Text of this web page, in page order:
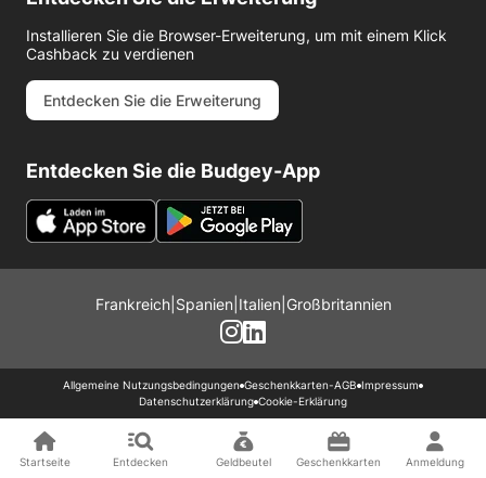
Installieren Sie die Browser-Erweiterung, um mit einem Klick
Cashback zu verdienen
Entdecken Sie die Erweiterung
Entdecken Sie die Budgey-App
Frankreich| Spanien Italien Großbritannien
Allgemeine Nutzungsbedingungen Geschenkkarten-AGB Impressum
Datenschutzerklärung Cookie-Erklärung
Startseite Entdecken Geldbeutel Geschenkkarten Anmeldung